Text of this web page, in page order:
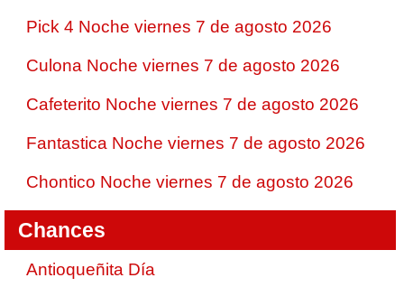
Pick 4 Noche viernes 7 de agosto 2026
Culona Noche viernes 7 de agosto 2026
Cafeterito Noche viernes 7 de agosto 2026
Fantastica Noche viernes 7 de agosto 2026
Chontico Noche viernes 7 de agosto 2026
Chances
Antioqueñita Día